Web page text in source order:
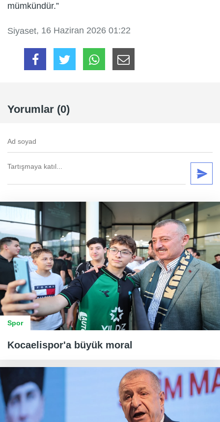
mümkündür.”
Siyaset, 16 Haziran 2026 01:22
Yorumlar (0)
Spor
Kocaelispor'a büyük moral